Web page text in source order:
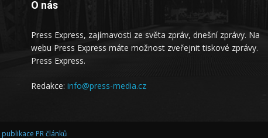
O nás
Press Express, zajímavosti ze světa zpráv, dnešní zprávy. Na
webu Press Express máte možnost zveřejnit tiskové zprávy.
Press Express.
Redakce: info@press-media.cz
publikace PR článků